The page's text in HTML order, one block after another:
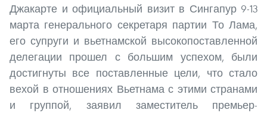
Джакарте и официальный визит в Сингапур 9-13
марта генерального секретаря партии То Лама,
его супруги и вьетнамской высокопоставленной
делегации прошел с большим успехом, были
достигнуты все поставленные цели, что стало
вехой в отношениях Вьетнама с этими странами
и группой, заявил заместитель премьер-